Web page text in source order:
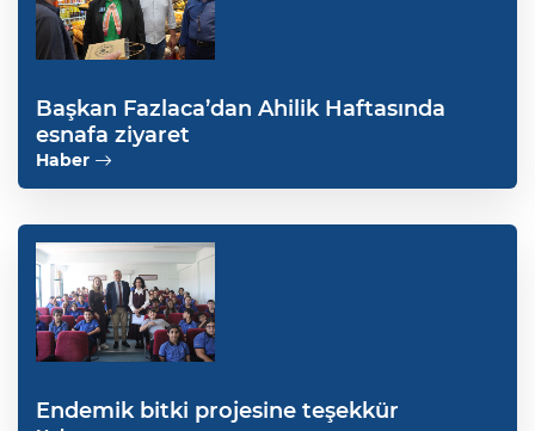
Başkan Fazlaca’dan Ahilik Haftasında
esnafa ziyaret
Haber
Endemik bitki projesine teşekkür